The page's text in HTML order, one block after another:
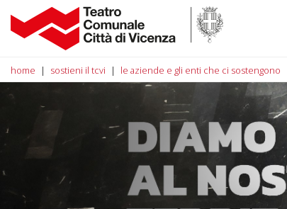
home sostieni il tcvi le aziende e gli enti che ci sostengono